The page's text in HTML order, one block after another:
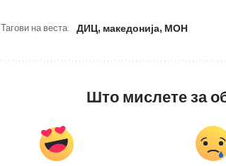
Тагови на веста: ДИЦ, македонија, МОН
Што мислете за